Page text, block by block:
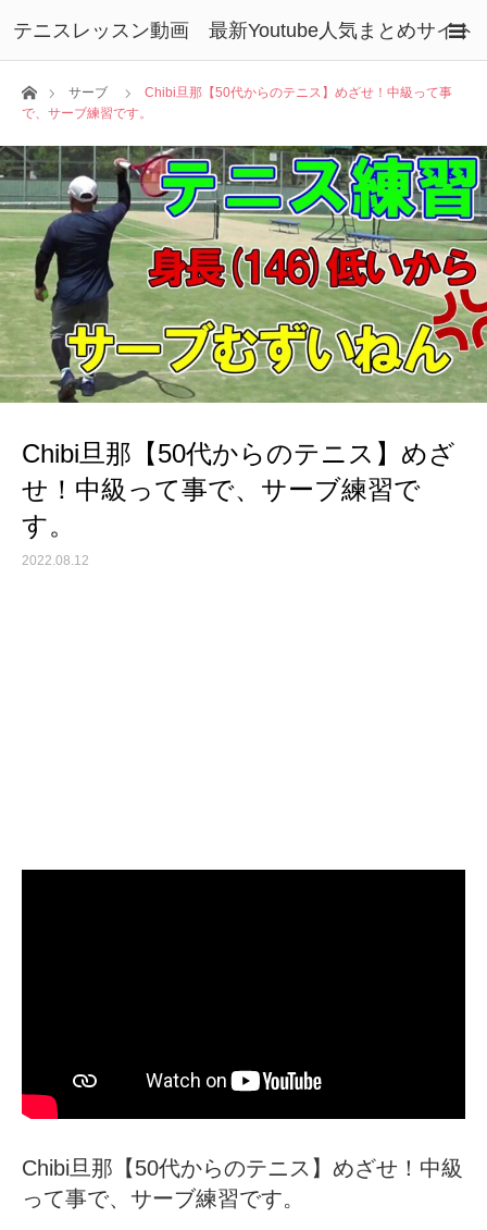
テニスレッスン動画 最新Youtube人気まとめサイト
ホームサーブ
Chibi旦那【50代からのテニス】めざせ！中級って事
で、サーブ練習です。
Chibi旦那【50代からのテニス】めざ
せ！中級って事で、サーブ練習で
す。
2022.08.12
Chibi旦那【50代からのテニス】めざせ！中級
って事で、サーブ練習です。